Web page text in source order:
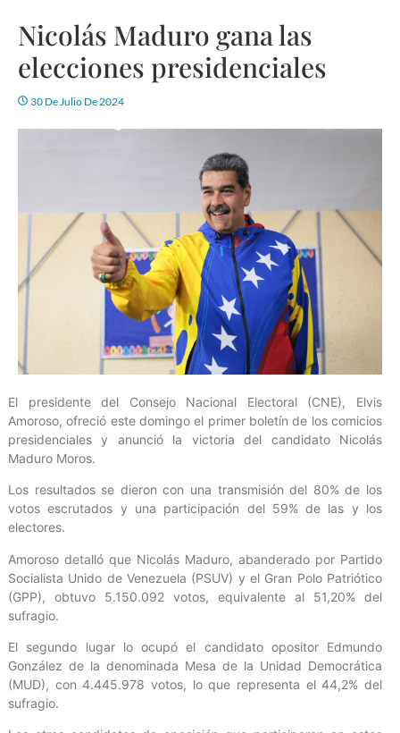
Nicolás Maduro gana las
elecciones presidenciales
30 De Julio De 2024
El presidente del Consejo Nacional Electoral (CNE), Elvis
Amoroso, ofreció este domingo el primer boletín de los comicios
presidenciales y anunció la victoria del candidato Nicolás
Maduro Moros.
Los resultados se dieron con una transmisión del 80% de los
votos escrutados y una participación del 59% de las y los
electores.
Amoroso detalló que Nicolás Maduro, abanderado por Partido
Socialista Unido de Venezuela (PSUV) y el Gran Polo Patriótico
(GPP), obtuvo 5.150.092 votos, equivalente al 51,20% del
sufragio.
El segundo lugar lo ocupó el candidato opositor Edmundo
González de la denominada Mesa de la Unidad Democrática
(MUD), con 4.445.978 votos, lo que representa el 44,2% del
sufragio.